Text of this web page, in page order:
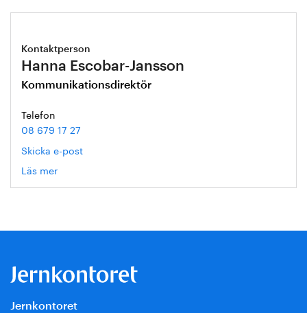
Kontaktperson
Hanna Escobar-Jansson
Kommunikationsdirektör
Telefon
08 679 17 27
Skicka e-post
Läs mer
Hanna
Jernkontoret